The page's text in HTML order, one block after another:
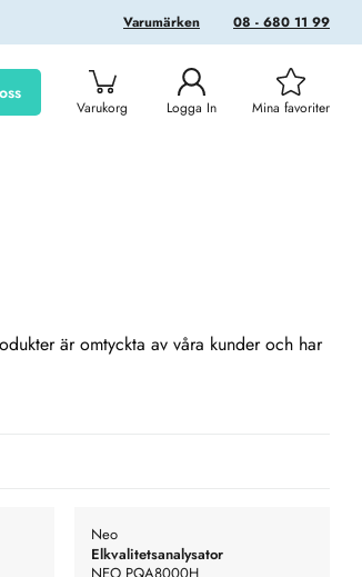
08 - 680 11 99
Varumärken
Varukorg Logga In Mina favoriter
är omtyckta av våra kunder och har
Neo
Elkvalitetsanalysator